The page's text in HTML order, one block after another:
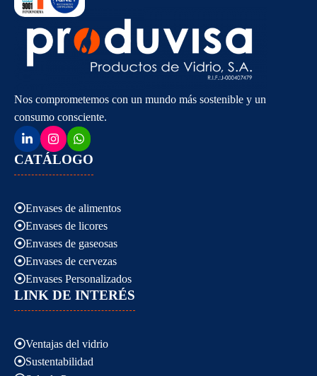
Nos comprometemos con un mundo más sostenible y un
consumo consciente.
CATÁLOGO
Envases de alimentos
Envases de licores
Envases de gaseosas
Envases de cervezas
Envases Personalizados
LINK DE INTERÉS
Ventajas del vidrio
Sustentabilidad